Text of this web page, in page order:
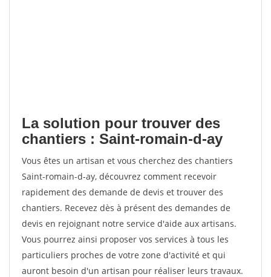
La solution pour trouver des
chantiers : Saint-romain-d-ay
Vous êtes un artisan et vous cherchez des chantiers
Saint-romain-d-ay, découvrez comment recevoir
rapidement des demande de devis et trouver des
chantiers. Recevez dès à présent des demandes de
devis en rejoignant notre service d'aide aux artisans.
Vous pourrez ainsi proposer vos services à tous les
particuliers proches de votre zone d'activité et qui
auront besoin d'un artisan pour réaliser leurs travaux.